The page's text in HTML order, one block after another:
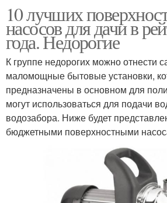
10 лучших
насосов для дачи в
года. Недорогие
К группе недорогих можно отнести
маломощные бытовые установки,
предназначены в основном для
могут использоваться для подачи
водозабора. Ниже будет
бюджетными поверхностными